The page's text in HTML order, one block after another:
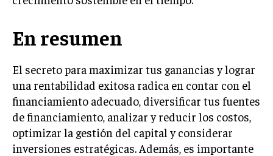
En resumen
El secreto para maximizar tus ganancias y lograr
una rentabilidad exitosa radica en contar con el
financiamiento adecuado, diversificar tus fuentes
de financiamiento, analizar y reducir los costos,
optimizar la gestión del capital y considerar
inversiones estratégicas. Además, es importante